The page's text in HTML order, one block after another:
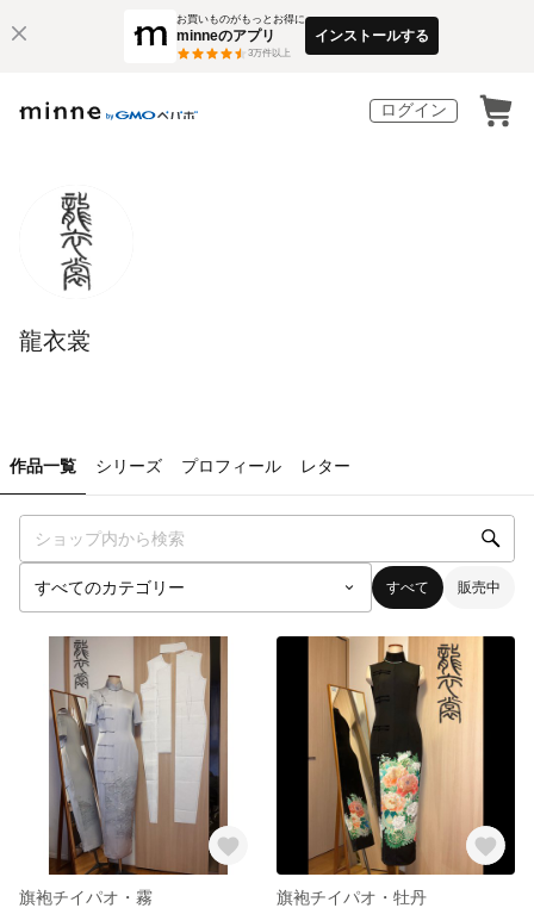
お買いものがもっとお得に
minneのアプリ
3万件以上
インストールする
ログイン
龍衣裳
作品一覧 シリーズ プロフィール レター
すべて 販売中
旗袍チイパオ・霧
旗袍チイパオ・牡丹